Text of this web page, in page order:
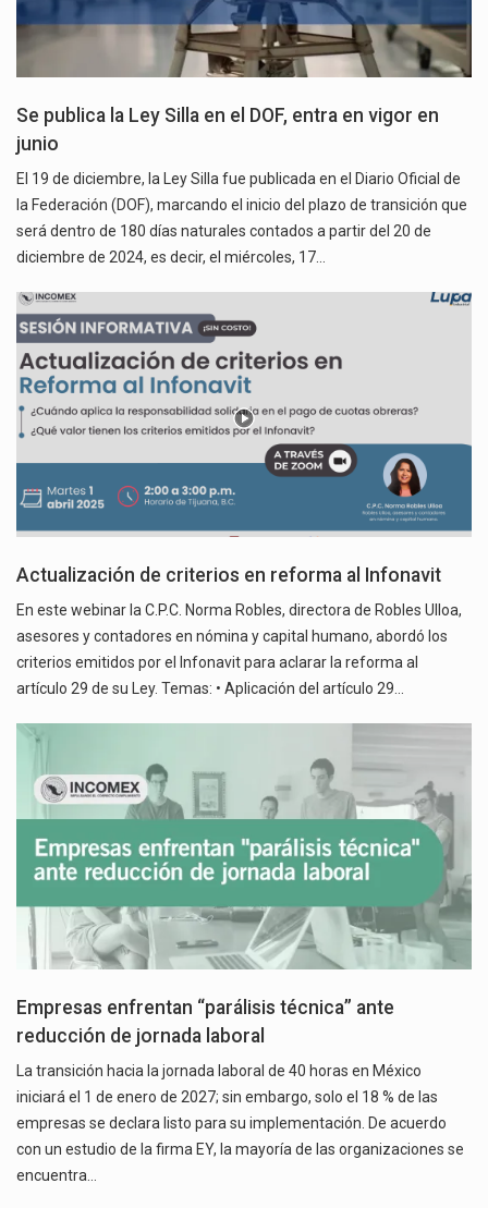
Se publica la Ley Silla en el DOF, entra en vigor en
junio
El 19 de diciembre, la Ley Silla fue publicada en el Diario Oficial de
la Federación (DOF), marcando el inicio del plazo de transición que
será dentro de 180 días naturales contados a partir del 20 de
diciembre de 2024, es decir, el miércoles‎, ‎17‎…
Actualización de criterios en reforma al Infonavit
En este webinar la C.P.C. Norma Robles, directora de Robles Ulloa,
asesores y contadores en nómina y capital humano, abordó los
criterios emitidos por el Infonavit para aclarar la reforma al
artículo 29 de su Ley. Temas: • Aplicación del artículo 29…
Empresas enfrentan “parálisis técnica” ante
reducción de jornada laboral
La transición hacia la jornada laboral de 40 horas en México
iniciará el 1 de enero de 2027; sin embargo, solo el 18 % de las
empresas se declara listo para su implementación. De acuerdo
con un estudio de la firma EY, la mayoría de las organizaciones se
encuentra…